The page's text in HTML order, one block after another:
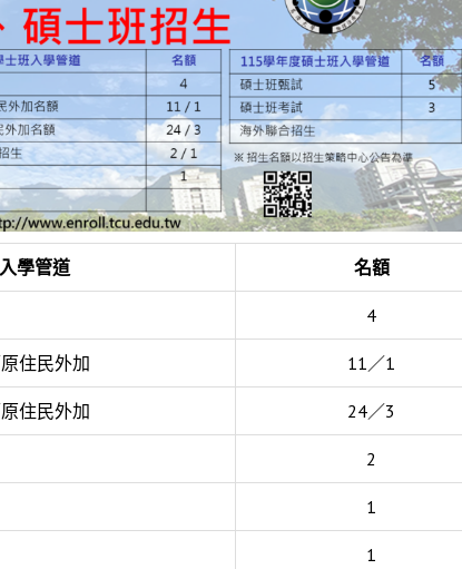
學管道 名額
4
住民外加 11／1
住民外加 24／3
2
1
1